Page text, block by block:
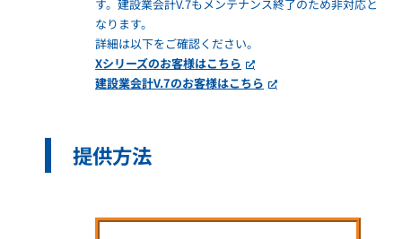
す。建設業会計V.7もメンテナンス終了のため非対応と
なります。
詳細は以下をご確認ください。
Xシリーズのお客様はこちら
建設業会計V.7のお客様はこちら
提供方法